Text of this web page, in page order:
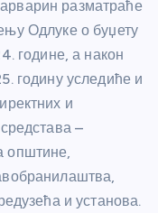
разматраће
Одлуке о буџету
године, а након
годину уследиће и
и
–
општине,
и установа.